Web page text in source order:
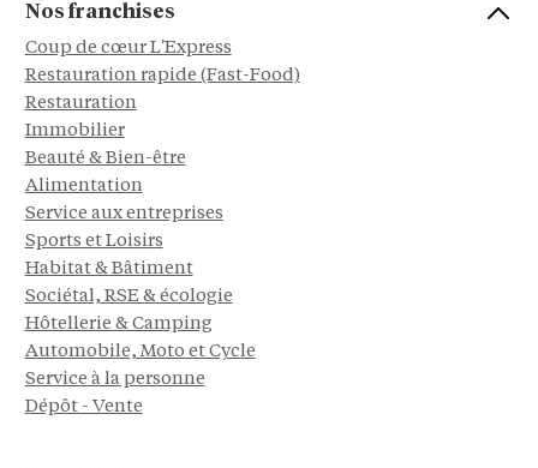
Nos franchises
Coup de cœur L'Express
Restauration rapide (Fast-Food)
Restauration
Immobilier
Beauté & Bien-être
Alimentation
Service aux entreprises
Sports et Loisirs
Habitat & Bâtiment
Sociétal, RSE & écologie
Hôtellerie & Camping
Automobile, Moto et Cycle
Service à la personne
Dépôt - Vente